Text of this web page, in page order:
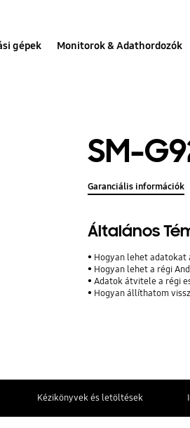
gépek Monitorok & Adathordozók
SM-
Garanciális információk
Általános
Hogyan lehet adatokat
Hogyan lehet a régi
Adatok átvitele a régi
Hogyan állíthatom
Kézikönyvek és letöltések